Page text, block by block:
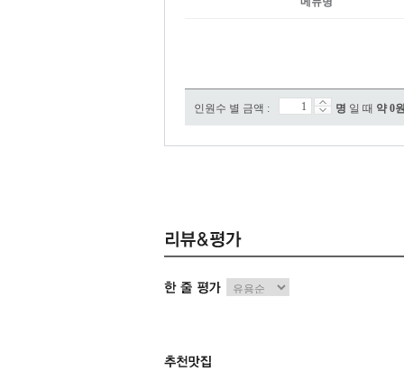
인원수 별 금액 : 명 일 때 약0